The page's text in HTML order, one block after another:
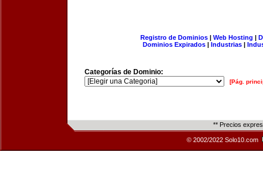
Registro de Dominios| Web Hosting |
Dominios Expirados | Industrias |
Categorías de Dominio:
[Pág.
** Precios
© 2002/2022 Solo10.com